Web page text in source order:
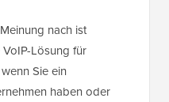
nach ist
Lösung für
Sie ein
haben oder